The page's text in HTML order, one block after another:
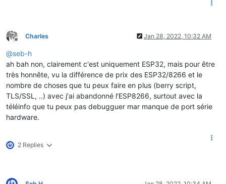
Offline
Charles Jan 28, 2022, 10:32 AM
@seb-h
ah bah non, clairement c'est uniquement ESP32, mais pour être
très honnête, vu la différence de prix des ESP32/8266 et le
nombre de choses que tu peux faire en plus (berry script,
TLS/SSL, ..) avec j'ai abandonné l'ESP8266, surtout avec la
téléinfo que tu peux pas debugguer mar manque de port série
hardware.
2 Replies